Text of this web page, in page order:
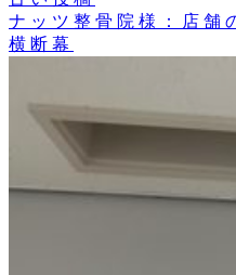
ナッツ整骨院様：店舗
横断幕